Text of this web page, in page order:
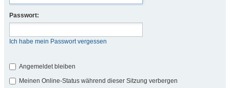
Passwort:
Ich habe mein Passwort vergessen
Angemeldet bleiben
Meinen Online-Status während dieser Sitzung verbergen